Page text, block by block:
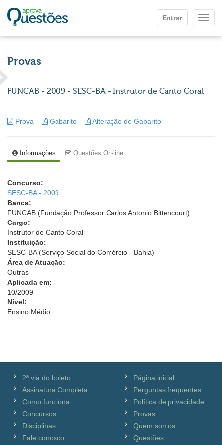
Entrar
Provas
FUNCAB - 2009 - SESC-BA - Instrutor de Canto Coral
Prova Gabarito Alteração de Gabarito
Informações Questões On-line
Concurso:
SESC-BA - 2009
Banca:
FUNCAB (Fundação Professor Carlos Antonio Bittencourt)
Cargo:
Instrutor de Canto Coral
Instituição:
SESC-BA (Serviço Social do Comércio - Bahia)
Área de Atuação:
Outras
Aplicada em:
10/2009
Nível:
Ensino Médio
2ª via do boleto
Assinatura Completa
Como funciona
Concursos
Disciplinas
Fale conosco
Página inicial
Perguntas frequentes
Política de privacidade
Provas
Quem somos
Questões